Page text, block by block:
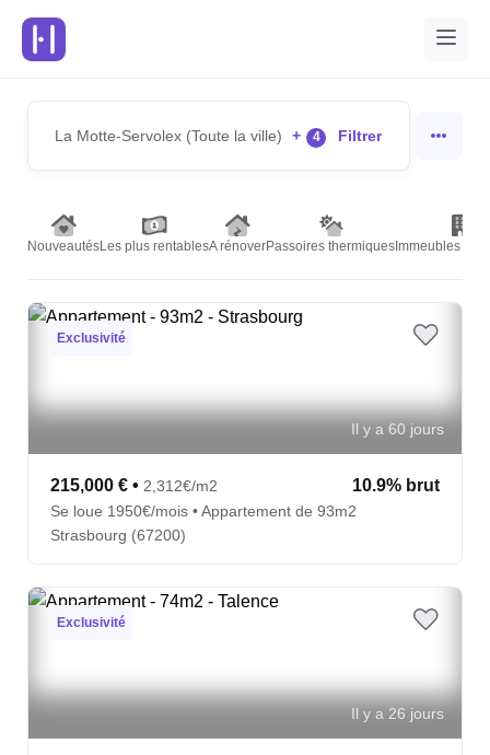
La Motte-Servolex (Toute la ville) + 4 Filtrer
NouveautésLes plus rentablesA rénoverPassoires thermiques Immeubles de
Exclusivité
Il y a 60 jours
215,000 € • 2,312€/m2 10.9% brut
Se loue 1950€/mois • Appartement de 93m2
Strasbourg (67200)
Exclusivité
Il y a 26 jours